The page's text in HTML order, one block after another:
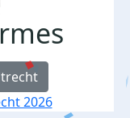
2026